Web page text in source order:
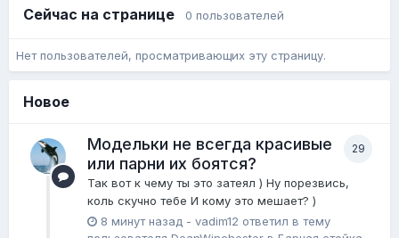
Сейчас на странице 0 пользователей
Нет пользователей, просматривающих эту страницу.
Новое
29
Модельки не всегда красивые
или парни их боятся?
Так вот к чему ты это затеял ) Ну порезвись,
коль скучно тебе И кому это мешает? )
8 минут назад - vadim12 ответил в тему